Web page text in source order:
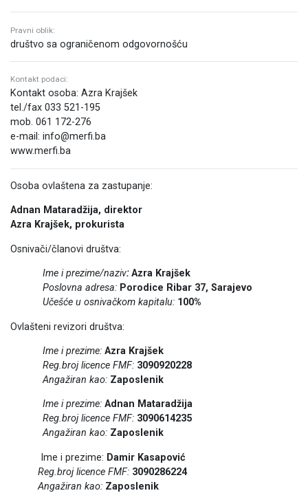
Pravni oblik:
društvo sa ograničenom odgovornošću
Kontakt podaci:
Kontakt osoba: Azra Krajšek
tel./fax 033 521-195
mob. 061 172-276
e-mail: info@merfi.ba
www.merfi.ba
Osoba ovlaštena za zastupanje:
Adnan Mataradžija, direktor
Azra Krajšek, prokurista
Osnivači/članovi društva:
Ime i prezime/naziv:Azra Krajšek
Poslovna adresa: Porodice Ribar 37, Sarajevo
Učešće u osnivačkom kapitalu: 100%
Ovlašteni revizori društva:
Ime i prezime: Azra Krajšek
Reg.broj licence FMF: 3090920228
Angažiran kao: Zaposlenik
Ime i prezime:Adnan Mataradžija
Reg.broj licence FMF: 3090614235
Angažiran kao: Zaposlenik
Ime i prezime: Damir Kasapović
Reg.broj licence FMF: 3090286224
Angažiran kao: Zaposlenik